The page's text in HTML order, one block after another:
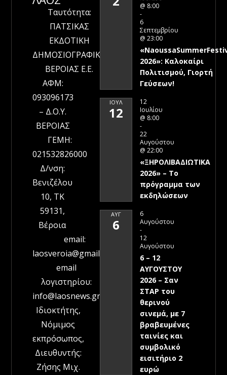
Ταυτότητα:
ΠΑΤΣΙΚΑΣ
ΕΚΔΟΤΙΚΗ
ΔΗΜΟΣΙΟΓΡΑΦΙΚΗ
ΒΕΡΟΙΑΣ Ε.Ε.
ΑΦΜ:
093096173
– Δ.Ο.Υ.
ΒΕΡΟΙΑΣ
ΓΕΜΗ:
021532826000
Δ/νση:
Βενιζέλου
10, ΤΚ
59131,
Βέροια
email:
laosveroia@gmail.com
email
λογιστηρίου:
info@laosnews.gr
Ιδιοκτήτης,
Νόμιμος
εκπρόσωπος,
Διευθυντής:
Ζήσης Μιχ.
@ 8:00
-
6
Σεπτεμβρίου
@ 23:00
2026»: Καλοκαίρι
Πολιτισμού, Γιορτή
Γεύσεων!
ΙΟΎΛ
12
12
Ιουλίου
@ 8:00
-
22
Αυγούστου
@ 22:00
«ΞΗΡΟΛΙΒΑΔΙΩΤΙΚΑ
2026» – To
πρόγραμμα των
εκδηλώσεων
ΑΥΓ
6
6
Αυγούστου
-
12
Αυγούστου
6 – 12
ΑΥΓΟΥΣΤΟΥ
2026 – Σαν
ΣΤΑΡ του
θερινού
σινεμά, με 7
βραβευμένες
ταινίες και
συμβολικό
εισιτήριο 2
ευρώ